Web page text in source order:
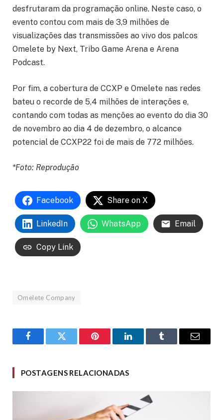
desfrutaram da programação online. Neste caso, o
evento contou com mais de 3,9 milhões de
visualizações das transmissões ao vivo dos palcos
Omelete by Next, Tribo Game Arena e Arena
Podcast.
Por fim, a cobertura de CCXP e Omelete nas redes
bateu o recorde de 5,4 milhões de interações e,
contando com todas as menções ao evento do dia 30
de novembro ao dia 4 de dezembro, o alcance
potencial de CCXP22 foi de mais de 772 milhões.
*Foto: Reprodução
Facebook Share on X
LinkedIn WhatsApp Email
Copy Link
Omelete Company
FacebookTwitter Pinterest LinkedInTumblr Email
POSTAGENS RELACIONADAS